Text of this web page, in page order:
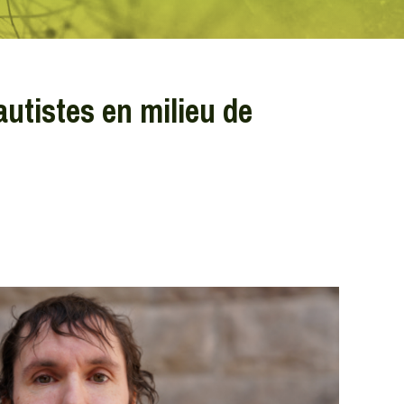
en milieu de